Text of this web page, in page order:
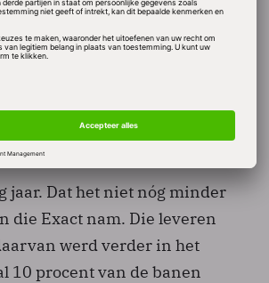
lager dan vorig jaar, mede
compenseren met meer
Het aantal
software groeide met 45
jaar. Dat het niet nóg minder
die Exact nam. Die leveren
werd verder in het
10 procent van de banen